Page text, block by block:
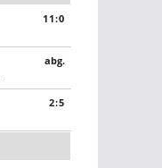
11:0
abg.
2:5